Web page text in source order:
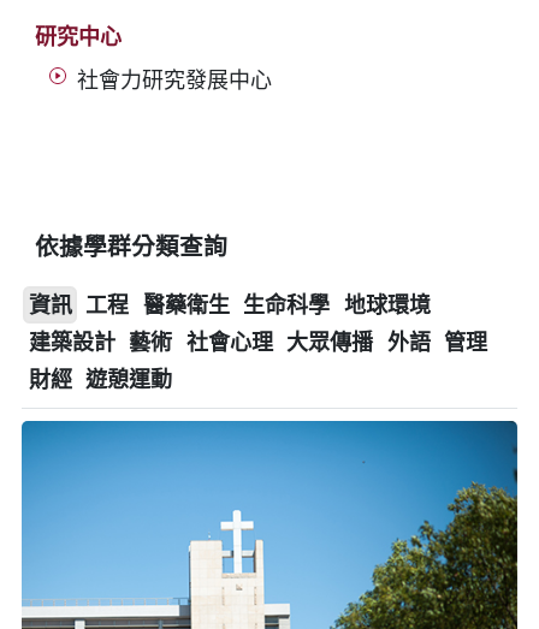
研究中心
社會力研究發展中心
依據學群分類查詢
資訊 工程 醫藥衛生 生命科學 地球環境
建築設計 藝術 社會心理 大眾傳播 外語 管理
財經 遊憩運動